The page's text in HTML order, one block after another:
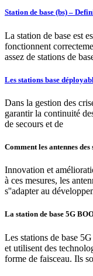
Station de base (bs) –
La station de base est
fonctionnent
assez de stations de
Les stations base
Dans la gestion des
garantir la continuité
de secours et de
Comment les antennes
Innovation et
à ces mesures, les
s''adapter au
La station de base 5G
Les stations de base
et utilisent des
forme de faisceau. Ils